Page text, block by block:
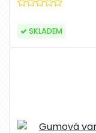
SKLADEM